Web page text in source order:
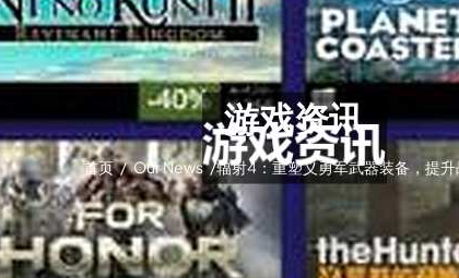
游戏资讯
首页 / Our News /辐射4：重塑义勇军武器装备，提升